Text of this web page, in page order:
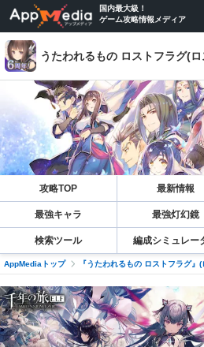
国内最大級！
ゲーム攻略情報メディア
うたわれるもの ロストフラグ(
攻略TOP 最新情報
最強キャラ 最強灯幻鏡
検索ツール 編成シミュレー
AppMediaトップ 『うたわれるもの ロストフラグ